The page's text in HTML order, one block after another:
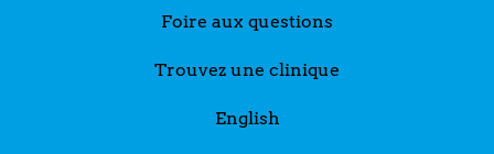
Foire aux questions
Trouvez une clinique
English